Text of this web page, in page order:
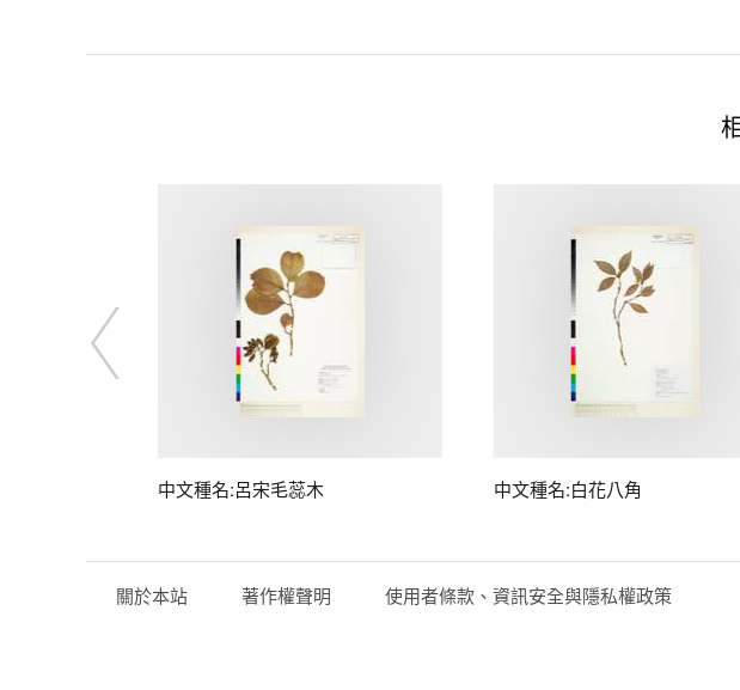
中文種名:呂宋毛蕊木 中文種名:白花八角
關於本站 著作權聲明 使用者條款、資訊安全與隱私權政策